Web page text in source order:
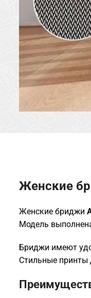
Женские
Женские бриджи
Модель
Бриджи имеют
Стильные принты